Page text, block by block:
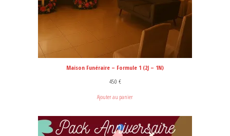
Maison Funéraire – Formule 1 (2J – 1N)
450 €
Ajouter au panier